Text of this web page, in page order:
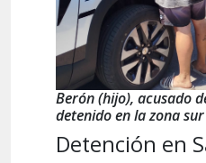
Berón (hijo), acusado
detenido en la zona
Detención en